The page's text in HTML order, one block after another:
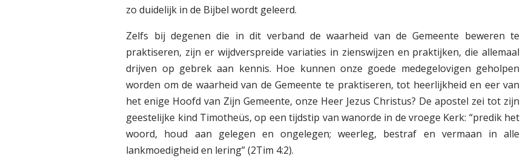
zo duidelijk in de Bijbel wordt geleerd.
Zelfs bij degenen die in dit verband de waarheid van de Gemeente beweren te
praktiseren, zijn er wijdverspreide variaties in zienswijzen en praktijken, die allemaal
drijven op gebrek aan kennis. Hoe kunnen onze goede medegelovigen geholpen
worden om de waarheid van de Gemeente te praktiseren, tot heerlijkheid en eer van
het enige Hoofd van Zijn Gemeente, onze Heer Jezus Christus? De apostel zei tot zijn
geestelijke kind Timotheüs, op een tijdstip van wanorde in de vroege Kerk: “predik het
woord, houd aan gelegen en ongelegen; weerleg, bestraf en vermaan in alle
lankmoedigheid en lering” (2Tim 4:2).